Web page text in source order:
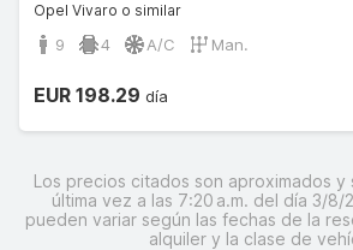
Opel Vivaro o similar
9 4 A/C Man.
EUR 198.29 día
Los precios citados son aproximados
última vez a las 7:20 a.m. del día 3/8/
pueden variar según las fechas de la
alquiler y la clase de